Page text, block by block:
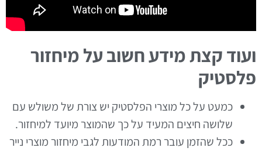
ועוד קצת מידע חשוב על מיחזור
פלסטיק
כמעט על כל מוצרי הפלסטיק יש צורת של משולש עם
שלושה חיצים המעיד על כך שהמוצר מיועד למיחזור.
ככל שהזמן עובר רמת המודעות לגבי מיחזור מוצרי נייר